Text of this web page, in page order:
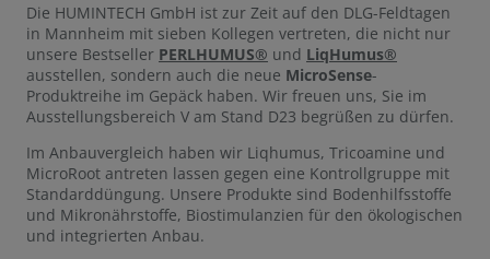
Die HUMINTECH GmbH ist zur Zeit auf den DLG-Feldtagen
in Mannheim mit sieben Kollegen vertreten, die nicht nur
unsere Bestseller PERLHUMUS® und LiqHumus®
ausstellen, sondern auch die neue MicroSense-
Produktreihe im Gepäck haben. Wir freuen uns, Sie im
Ausstellungsbereich V am Stand D23 begrüßen zu dürfen.
Im Anbauvergleich haben wir Liqhumus, Tricoamine und
MicroRoot antreten lassen gegen eine Kontrollgruppe mit
Standarddüngung. Unsere Produkte sind Bodenhilfsstoffe
und Mikronährstoffe, Biostimulanzien für den ökologischen
und integrierten Anbau.